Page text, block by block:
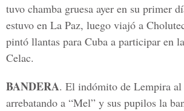
tuvo chamba gruesa ayer en su primer
estuvo en La Paz, luego viajó a
pintó llantas para Cuba a participar en
Celac.
BANDERA. El indómito de Lempira al
arrebatando a “Mel” y sus pupilos la